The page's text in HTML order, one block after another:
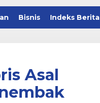
Bisnis Indeks Berita
Asal